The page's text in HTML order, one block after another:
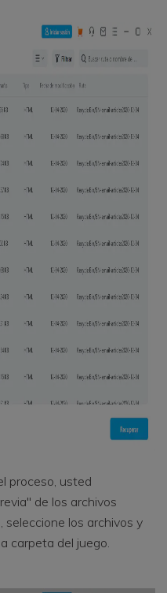
proceso, usted
de los archivos
seleccione los archivos y
carpeta del juego.